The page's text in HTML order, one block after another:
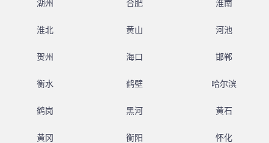
湖州 合肥 淮南
淮北 黄山 河池
贺州 海口 邯郸
衡水 鹤壁 哈尔滨
鹤岗 黑河 黄石
黄冈 衡阳 怀化